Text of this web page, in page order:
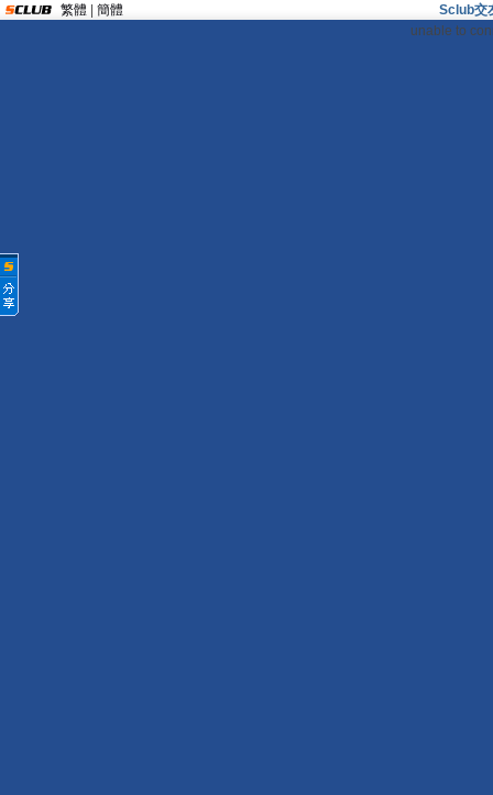
繁體 簡體
Sclub交
unable to